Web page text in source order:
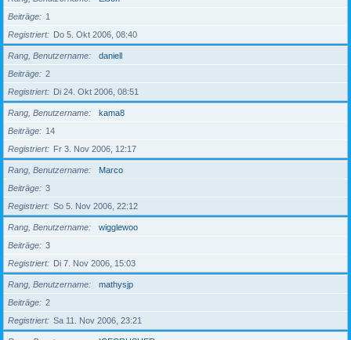
Beiträge
1
Registriert
Do 5. Okt 2006, 08:40
Rang, Benutzername
daniell
Beiträge
2
Registriert
Di 24. Okt 2006, 08:51
Rang, Benutzername
kama8
Beiträge
14
Registriert
Fr 3. Nov 2006, 12:17
Rang, Benutzername
Marco
Beiträge
3
Registriert
So 5. Nov 2006, 22:12
Rang, Benutzername
wigglewoo
Beiträge
3
Registriert
Di 7. Nov 2006, 15:03
Rang, Benutzername
mathysjp
Beiträge
2
Registriert
Sa 11. Nov 2006, 23:21